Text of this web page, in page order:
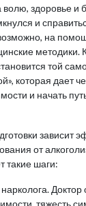
здоровье и
и
на
методики.
той
которая дает
и начать
зависит
от
такие шаги:
Доктор
тяжесть